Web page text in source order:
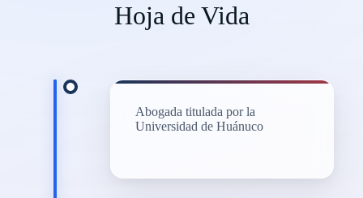
Hoja de Vida
Abogada titulada por la
Universidad de Huánuco